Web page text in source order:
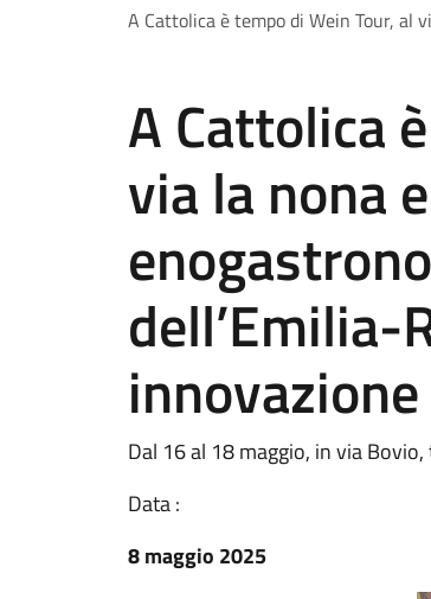
A Cattolica è tempo di Wein Tour, al
A Cattolica
via la nona
dell’Emilia-
Dal 16 al 18 maggio, in via
Data :
8 maggio 2025